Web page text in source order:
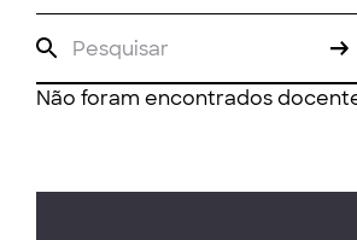
Não foram encontrados